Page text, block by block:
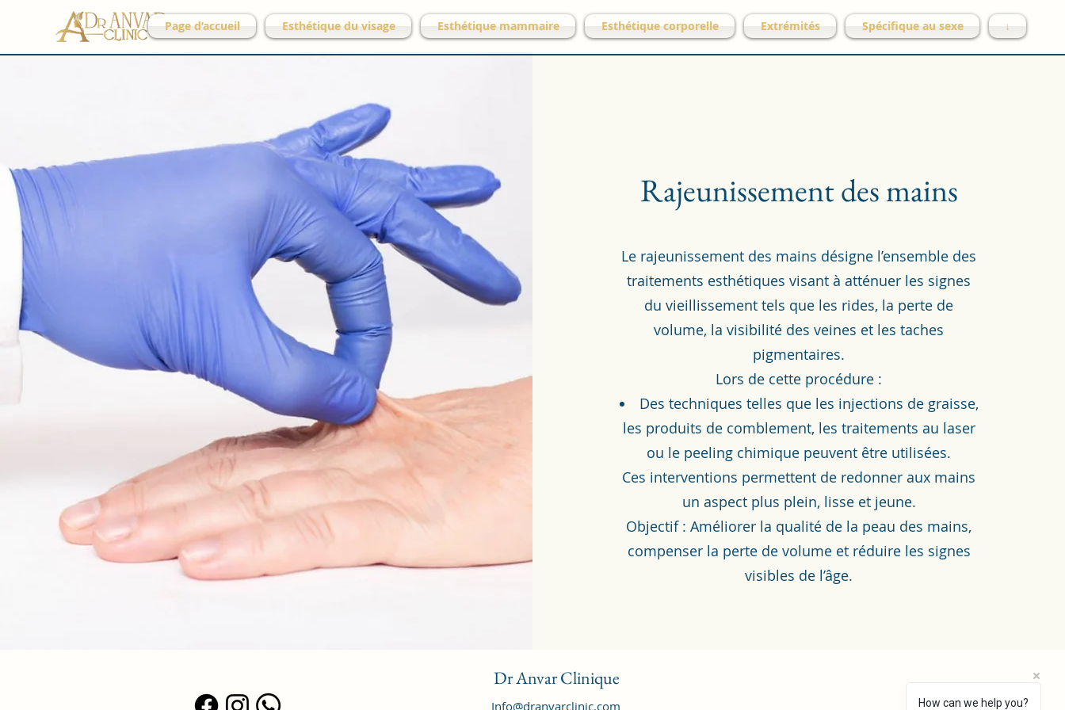
Page d’accueil Esthétique du visage Esthétique mammaire Esthétique corporelle Extrémités Spécifique au sexe ↓
Rajeunissement des mains
Le rajeunissement des mains désigne l’ensemble des
traitements esthétiques visant à atténuer les signes
du vieillissement tels que les rides, la perte de
volume, la visibilité des veines et les taches
pigmentaires.
Lors de cette procédure :
Des techniques telles que les injections de graisse,
les produits de comblement, les traitements au laser
ou le peeling chimique peuvent être utilisées.
Ces interventions permettent de redonner aux mains
un aspect plus plein, lisse et jeune.
Objectif : Améliorer la qualité de la peau des mains,
compenser la perte de volume et réduire les signes
visibles de l’âge.
Dr Anvar Clinique
Info@dranvarclinic.com How can we help you?